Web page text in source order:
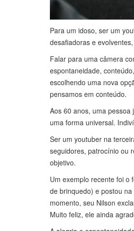
Para um idoso, ser um
desafiadoras e
Falar para uma câmera
espontaneidade,
escolhendo uma nova
pensamos em conteúdo.
Aos 60 anos, uma
uma forma universal.
Ser um youtuber na
seguidores, patrocínio ou
objetivo.
Um exemplo recente foi o
de brinquedo) e postou
momento, seu Nilson
Muito feliz, ele ainda